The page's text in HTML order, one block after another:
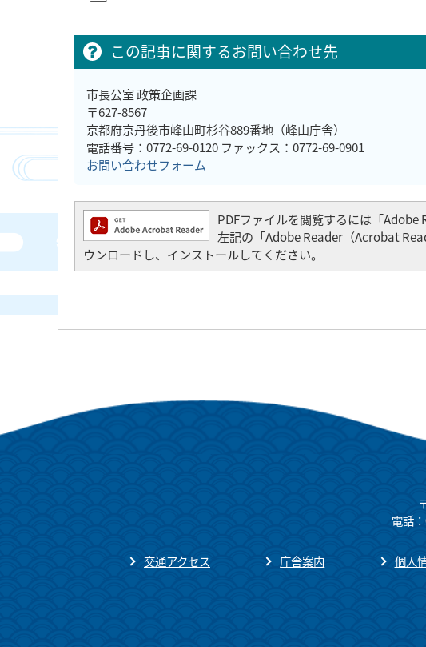
この記事に関するお問い合わせ先
市長公室 政策企画課
〒627-8567
京都府京丹後市峰山町杉谷889番地（峰山庁舎）
電話番号：0772-69-0120 ファックス：0772-69-0901
お問い合わせフォーム
PDFファイルを閲覧するには「Adobe
左記の「Adobe Reader（Acrobat
ウンロードし、インストールしてください。
電話
交通アクセス 庁舎案内 個人